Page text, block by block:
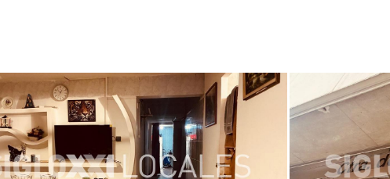
o quiere conocer nuestra amplia cartera de producto,
XXI, somos una empresa líder en el sector con una larga
que más se ajuste a sus necesidades.